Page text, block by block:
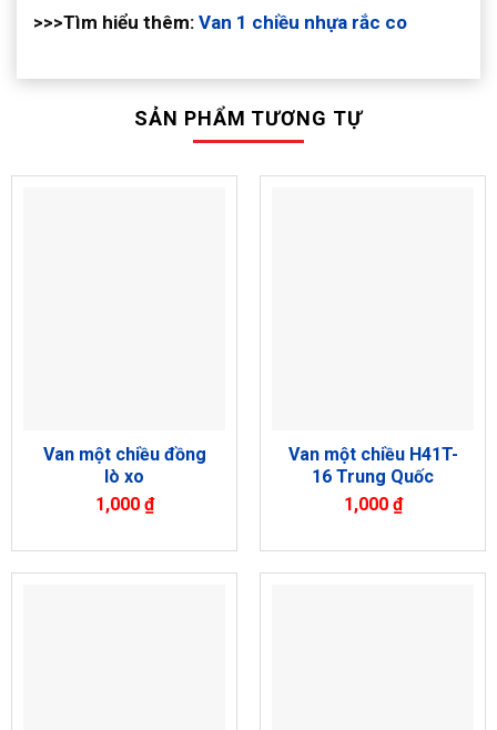
>>>Tìm hiểu thêm: Van 1 chiều nhựa rắc co
SẢN PHẨM TƯƠNG TỰ
Van một chiều đồng
lò xo
1,000 ₫
Van một chiều H41T-
16 Trung Quốc
1,000 ₫